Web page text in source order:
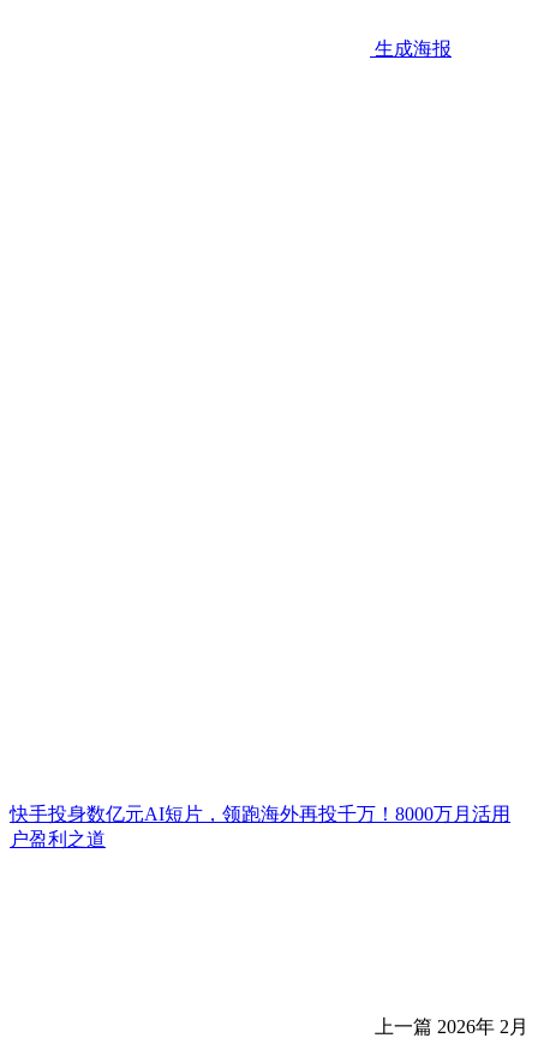
生成海报
快手投身数亿元AI短片，领跑海外再投千万！8000万月活用
户盈利之道
上一篇 2026年 2月